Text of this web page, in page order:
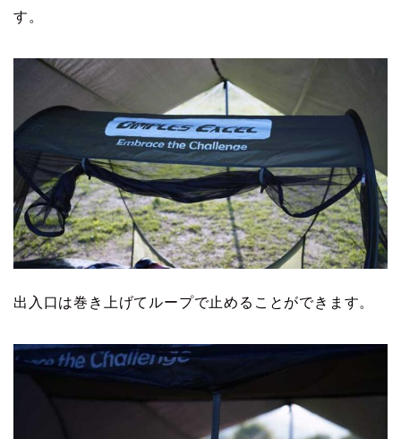
す。
出入口は巻き上げてループで止めることができます。